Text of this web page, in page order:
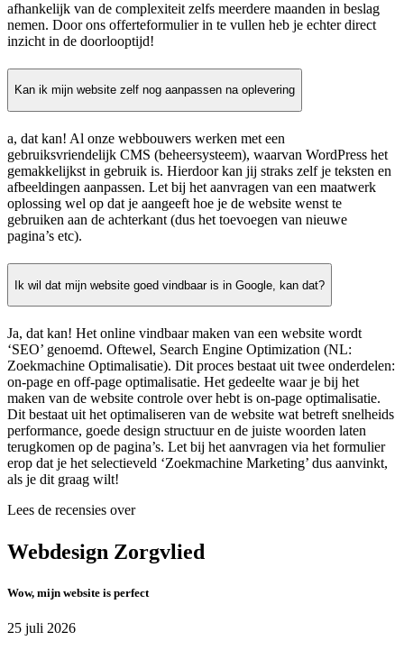
afhankelijk van de complexiteit zelfs meerdere maanden in beslag
nemen. Door ons offerteformulier in te vullen heb je echter direct
inzicht in de doorlooptijd!
Kan ik mijn website zelf nog aanpassen na oplevering
a, dat kan! Al onze webbouwers werken met een
gebruiksvriendelijk CMS (beheersysteem), waarvan WordPress het
gemakkelijkst in gebruik is. Hierdoor kan jij straks zelf je teksten en
afbeeldingen aanpassen. Let bij het aanvragen van een maatwerk
oplossing wel op dat je aangeeft hoe je de website wenst te
gebruiken aan de achterkant (dus het toevoegen van nieuwe
pagina’s etc).
Ik wil dat mijn website goed vindbaar is in Google, kan dat?
Ja, dat kan! Het online vindbaar maken van een website wordt
‘SEO’ genoemd. Oftewel, Search Engine Optimization (NL:
Zoekmachine Optimalisatie). Dit proces bestaat uit twee onderdelen:
on-page en off-page optimalisatie. Het gedeelte waar je bij het
maken van de website controle over hebt is on-page optimalisatie.
Dit bestaat uit het optimaliseren van de website wat betreft snelheids
performance, goede design structuur en de juiste woorden laten
terugkomen op de pagina’s. Let bij het aanvragen via het formulier
erop dat je het selectieveld ‘Zoekmachine Marketing’ dus aanvinkt,
als je dit graag wilt!
Lees de recensies over
Webdesign Zorgvlied
Wow, mijn website is perfect
25 juli 2026